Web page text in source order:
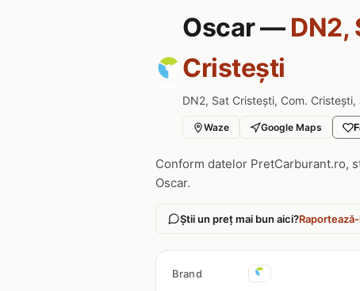
Oscar — DN2,
Cristești
DN2, Sat Cristești, Com.
Waze Google Maps
Conform datelor PretCarburant.ro,
Oscar.
Știi un preț mai bun aici?
Brand